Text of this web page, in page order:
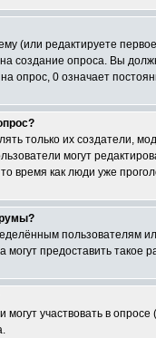
(или редактируете
создание опроса. Вы
опрос, 0 означает
только их создатели,
могут
время как люди уже
пользователям
предоставить такое
могут участвовать в